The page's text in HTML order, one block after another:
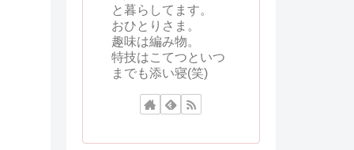
と暮らしてます。
おひとりさま。
趣味は編み物。
特技はこてつといつ
までも添い寝(笑)